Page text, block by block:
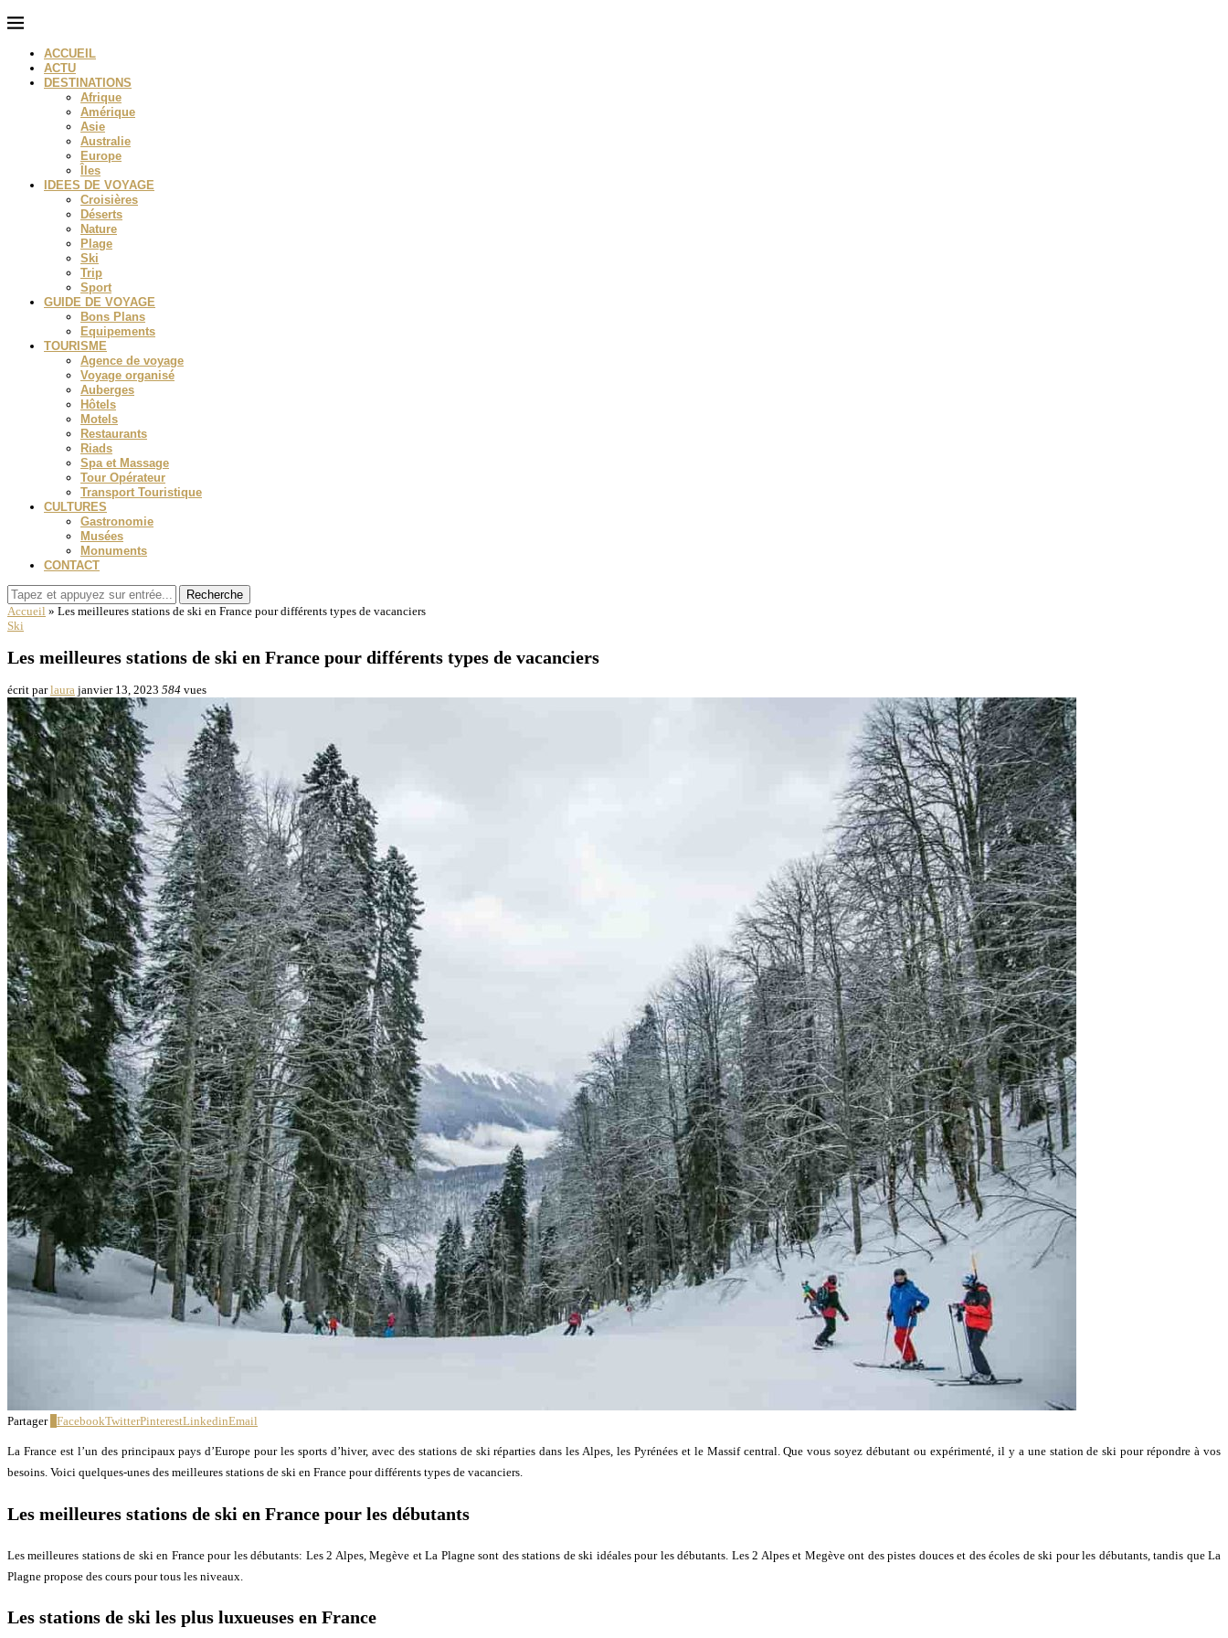
ACCUEIL
ACTU
DESTINATIONS
Afrique
Amérique
Asie
Australie
Europe
Îles
IDEES DE VOYAGE
Croisières
Déserts
Nature
Plage
Ski
Trip
Sport
GUIDE DE VOYAGE
Bons Plans
Equipements
TOURISME
Agence de voyage
Voyage organisé
Auberges
Hôtels
Motels
Restaurants
Riads
Spa et Massage
Tour Opérateur
Transport Touristique
CULTURES
Gastronomie
Musées
Monuments
CONTACT
Recherche
Accueil » Les meilleures stations de ski en France pour différents types de vacanciers
Ski
Les meilleures stations de ski en France pour différents types de vacanciers
écrit parlaura janvier 13, 2023 584 vues
Partager FacebookTwitterPinterestLinkedinEmail
La France est l’un des principaux pays d’Europe pour les sports d’hiver, avec des stations de ski réparties dans les Alpes, les Pyrénées et le Massif central. Que vous soyez débutant ou expérimenté, il y a une station de ski pour répondre à vos
besoins. Voici quelques-unes des meilleures stations de ski en France pour différents types de vacanciers.
Les meilleures stations de ski en France pour les débutants
Les meilleures stations de ski en France pour les débutants: Les 2 Alpes, Megève et La Plagne sont des stations de ski idéales pour les débutants. Les 2 Alpes et Megève ont des pistes douces et des écoles de ski pour les débutants, tandis que La
Plagne propose des cours pour tous les niveaux.
Les stations de ski les plus luxueuses en France